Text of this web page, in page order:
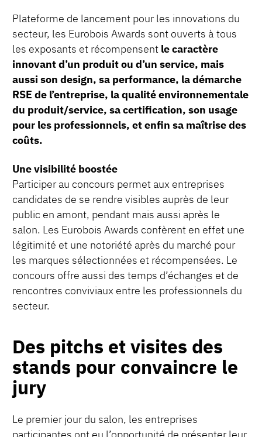
Plateforme de lancement pour les innovations du
secteur, les Eurobois Awards sont ouverts à tous
les exposants et récompensent le caractère
innovant d’un produit ou d’un service, mais
aussi son design, sa performance, la démarche
RSE de l’entreprise, la qualité environnementale
du produit/service, sa certification, son usage
pour les professionnels, et enfin sa maîtrise des
coûts.
Une visibilité boostée
Participer au concours permet aux entreprises
candidates de se rendre visibles auprès de leur
public en amont, pendant mais aussi après le
salon. Les Eurobois Awards confèrent en effet une
légitimité et une notoriété après du marché pour
les marques sélectionnées et récompensées. Le
concours offre aussi des temps d’échanges et de
rencontres conviviaux entre les professionnels du
secteur.
Des pitchs et visites des
stands pour convaincre le
jury
Le premier jour du salon, les entreprises